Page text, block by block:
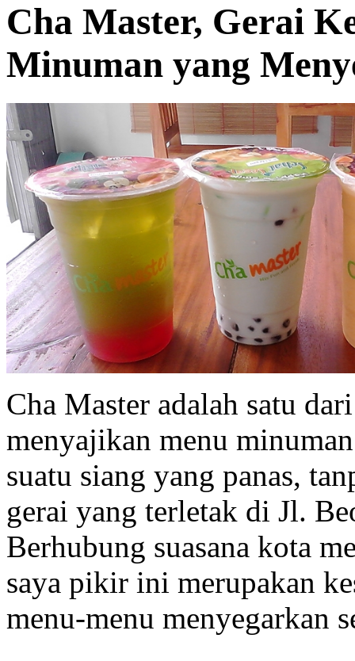
Cha Master, Gerai
Minuman yang
Cha Master adalah satu
menyajikan menu
suatu siang yang panas,
gerai yang terletak di Jl.
Berhubung suasana kota
saya pikir ini merupakan
menu-menu menyegarkan